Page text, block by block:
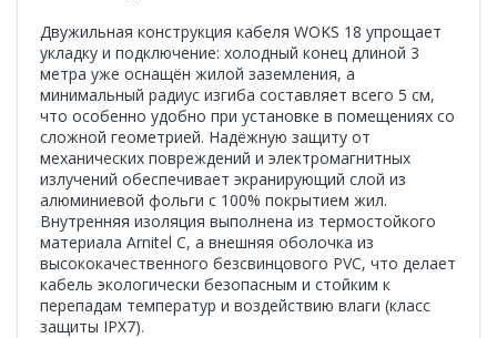
Двужильная конструкция кабеля WOKS 18 упрощает
укладку и подключение: холодный конец длиной 3
метра уже оснащён жилой заземления, а
минимальный радиус изгиба составляет всего 5 см,
что особенно удобно при установке в помещениях со
сложной геометрией. Надёжную защиту от
механических повреждений и электромагнитных
излучений обеспечивает экранирующий слой из
алюминиевой фольги с 100% покрытием жил.
Внутренняя изоляция выполнена из термостойкого
материала Arnitel С, а внешняя оболочка из
высококачественного безсвинцового PVC, что делает
кабель экологически безопасным и стойким к
перепадам температур и воздействию влаги (класс
защиты IPX7).